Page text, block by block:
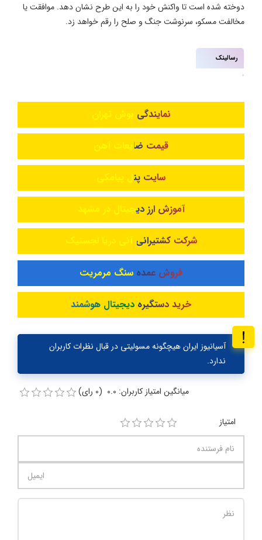
دوخته شده است تا واکنش خود را به این طرح نشان دهد. موافقت یا
مخالفت مسکو، سرنوشت جنگ و صلح را رقم خواهد زد.
رسالینک
نمایندگی بوش تهران
قیمت ضایعات آهن
سایت پنل پیامکی
آموزش ارز دیجیتال در مشهد
شرکت کشتیرانی آنی دریا لجستیک
فروش عمده سنگ مرمریت
خرید دستگیره دیجیتال هوشمند
آسیانیوز ایران هیچگونه مسولیتی در قبال نظرات کاربران
ندارد.
میانگین امتیاز کاربران: 0.0 (0 رای)
امتیاز